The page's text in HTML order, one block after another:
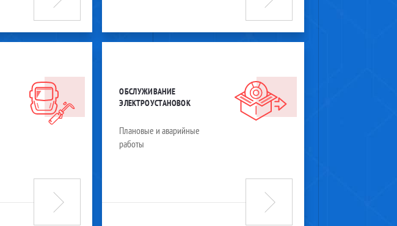
ОБСЛУЖИВАНИЕ
ЭЛЕКТРОУСТАНОВОК
Плановые и аварийные
работы